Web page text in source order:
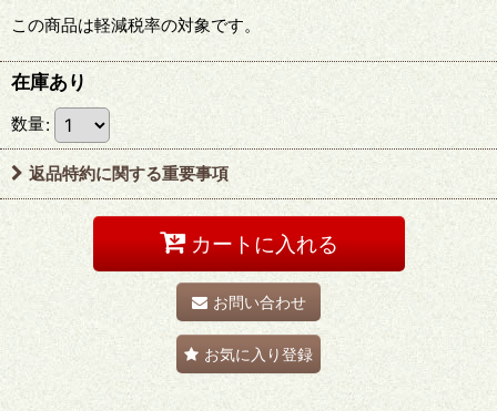
この商品は軽減税率の対象です。
在庫あり
数量:
返品特約に関する重要事項
カートに入れる
お問い合わせ
お気に入り登録